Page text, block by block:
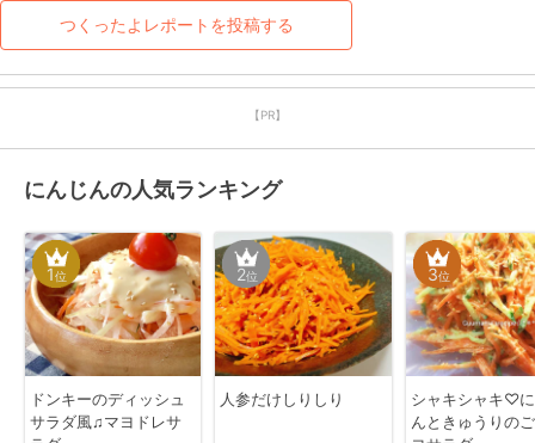
つくったよレポートを投稿する
【PR】
にんじんの人気ランキング
1位
ドンキーのディッシュ
サラダ風♫マヨドレサ
2位
人参だけしりしり
3位
シャキシャキ♡
んときゅうりの